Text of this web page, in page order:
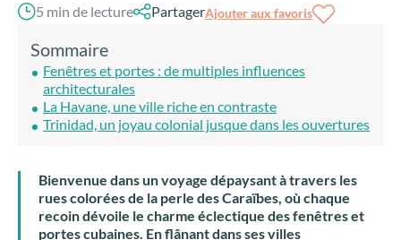
5 min de lecture PartagerAjouter aux favoris
Sommaire
Fenêtres et portes : de multiples influences
architecturales
La Havane, une ville riche en contraste
Trinidad, un joyau colonial jusque dans les ouvertures
Bienvenue dans un voyage dépaysant à travers les
rues colorées de la perle des Caraïbes, où chaque
recoin dévoile le charme éclectique des fenêtres et
portes cubaines. En flânant dans ses villes